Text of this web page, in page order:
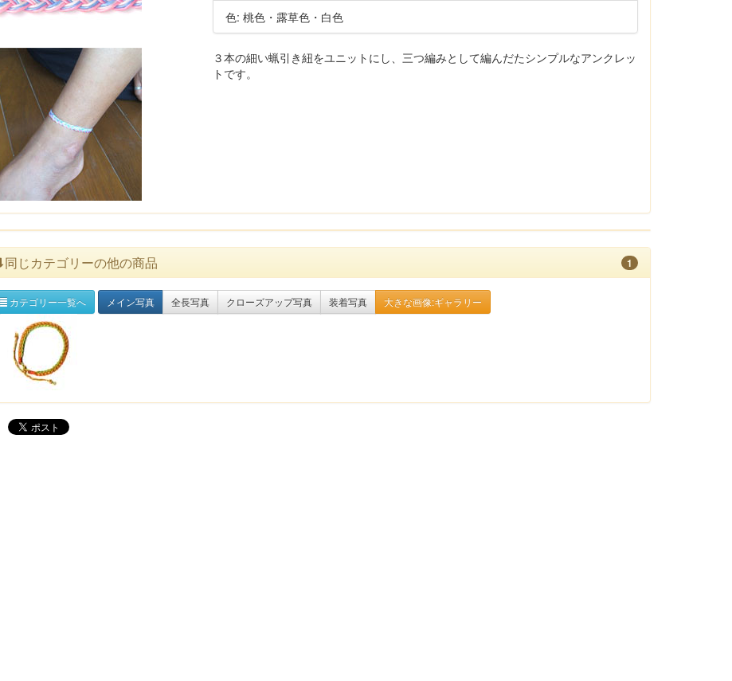
色: 桃色・露草色・白色
３本の細い蝋引き紐をユニットにし、三つ編みとして編んだたシンプルなアンクレッ
トです。
同じカテゴリーの他の商品 1
カテゴリー一覧へ メイン写真 全長写真 クローズアップ写真 装着写真 大きな画像:ギャラリー